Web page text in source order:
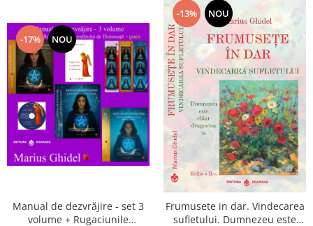
-17% NOU
Manual de dezvrăjire - set 3
volume + Rugaciunile
-13% NOU
Frumusete in dar. Vindecarea
sufletului. Dumnezeu este